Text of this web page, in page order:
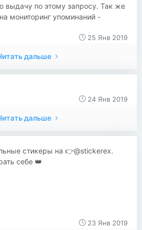
выдачу по этому запросу. Так же
мониторинг упоминаний -
25 Янв 2019
дальше
24 Янв 2019
дальше
стикеры на 👉@stickerex.
себе 👑
23 Янв 2019